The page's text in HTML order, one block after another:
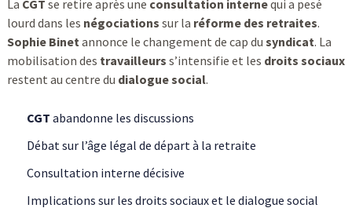
La CGT se retire après une consultation internequi a pesé
lourd dans les négociations sur la réforme des retraites.
Sophie Binetannonce le changement de cap du syndicat. La
mobilisation des travailleurs s’intensifie et les droits sociaux
restent au centre du dialogue social.
CGT abandonne les discussions
Débat sur l’âge légal de départ à la retraite
Consultation interne décisive
Implications sur les droits sociaux et le dialogue social